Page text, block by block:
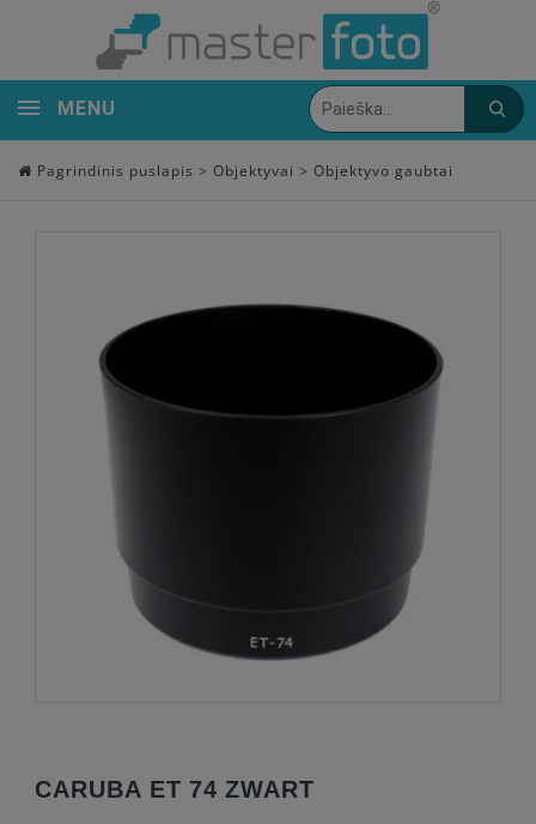
MENU
Pagrindinis puslapis > Objektyvai > Objektyvo gaubtai
CARUBA ET 74 ZWART